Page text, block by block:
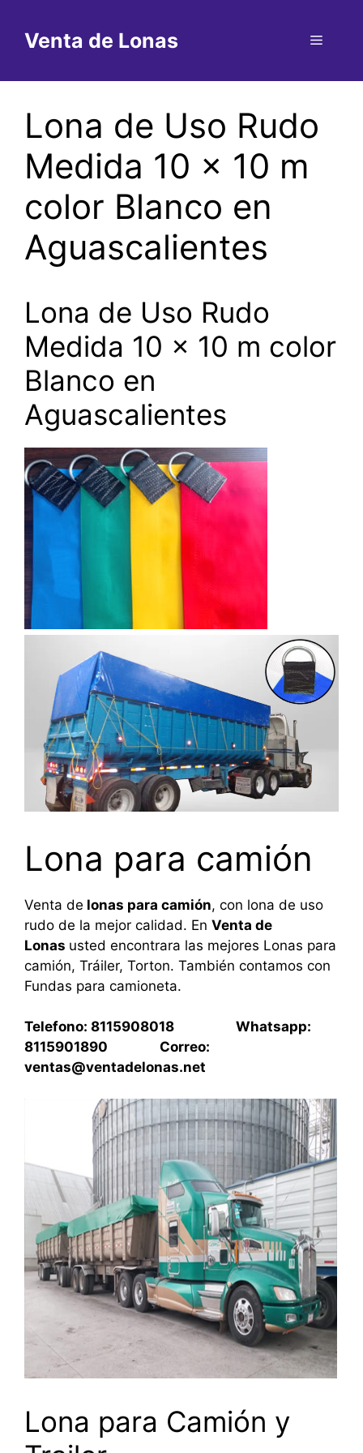
contenido
Venta de Lonas Menú
Lona de Uso Rudo
Medida 10 x 10 m
color Blanco en
Aguascalientes
Lona de Uso Rudo
Medida 10 x 10 m color
Blanco en
Aguascalientes
Lona para camión
Venta de lonas para camión, con lona de uso
rudo de la mejor calidad. En Venta de
Lonas usted encontrara las mejores Lonas para
camión, Tráiler, Torton. También contamos con
Fundas para camioneta.
Telefono: 8115908018 Whatsapp:
8115901890 Correo:
ventas@ventadelonas.net
Lona para Camión y